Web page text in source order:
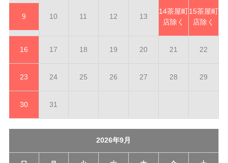
9 10 11 12 13
14茶屋町
店除く
15茶屋町
店除く
16 17 18 19 20 21 22
23 24 25 26 27 28 29
30 31
2026年9月